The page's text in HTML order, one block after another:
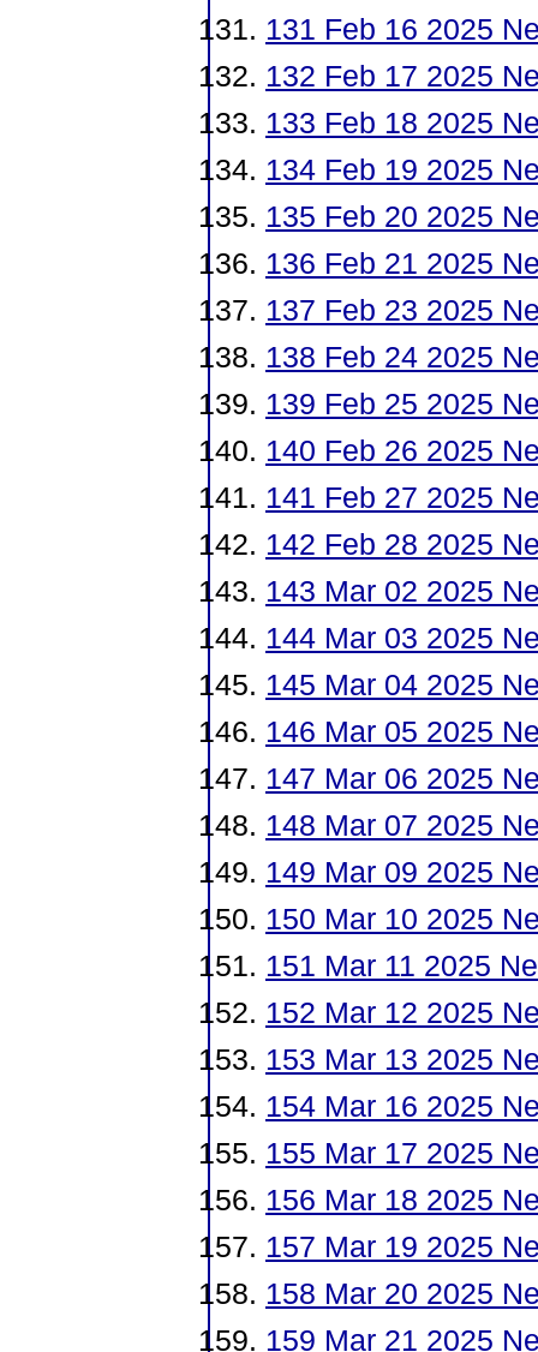
131 Feb 16 2025
132 Feb 17 2025
133 Feb 18 2025
134 Feb 19 2025
135 Feb 20 2025
136 Feb 21 2025
137 Feb 23 2025
138 Feb 24 2025
139 Feb 25 2025
140 Feb 26 2025
141 Feb 27 2025
142 Feb 28 2025
143 Mar 02 2025
144 Mar 03 2025
145 Mar 04 2025
146 Mar 05 2025
147 Mar 06 2025
148 Mar 07 2025
149 Mar 09 2025
150 Mar 10 2025
151 Mar 11 2025
152 Mar 12 2025
153 Mar 13 2025
154 Mar 16 2025
155 Mar 17 2025
156 Mar 18 2025
157 Mar 19 2025
158 Mar 20 2025
159 Mar 21 2025